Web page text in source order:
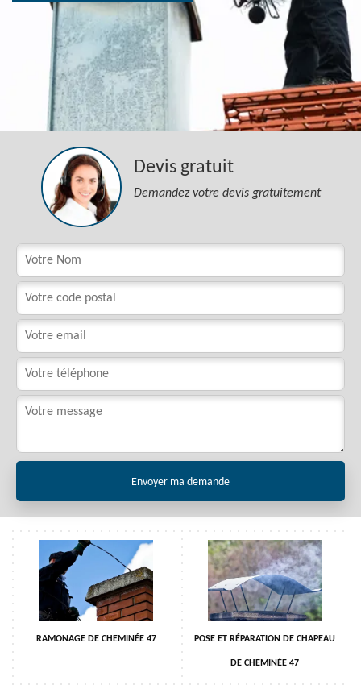
Devis gratuit
Demandez votre devis gratuitement
RAMONAGE DE CHEMINÉE 47 POSE ET RÉPARATION DE CHAPEAU
DE CHEMINÉE 47